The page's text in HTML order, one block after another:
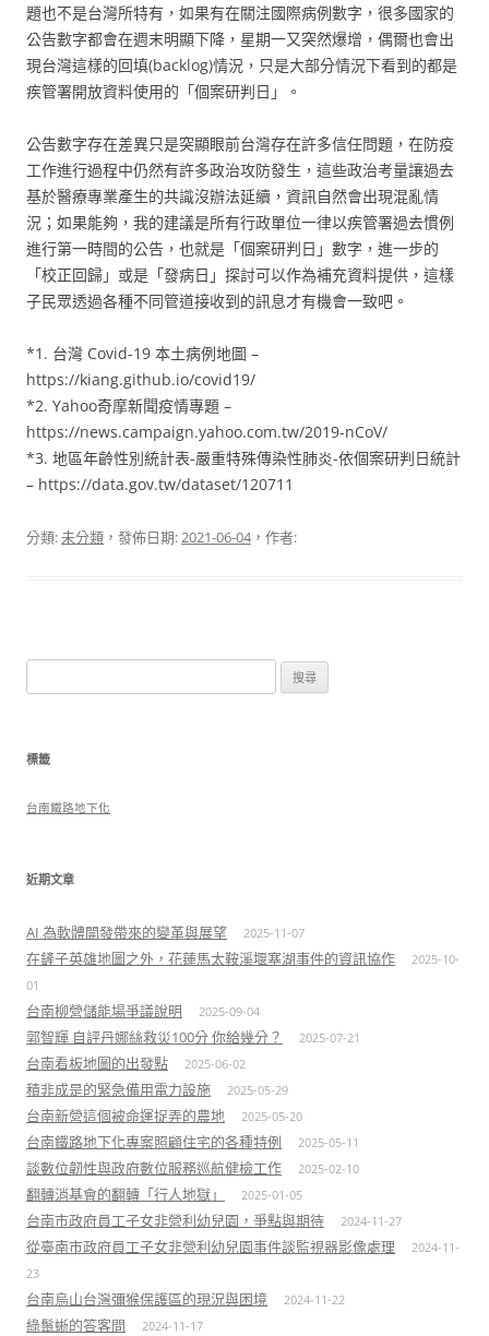
題也不是台灣所特有，如果有在關注國際病例數字，很多國家的
公告數字都會在週末明顯下降，星期一又突然爆增，偶爾也會出
現台灣這樣的回填(backlog)情況，只是大部分情況下看到的都是
疾管署開放資料使用的「個案研判日」。
公告數字存在差異只是突顯眼前台灣存在許多信任問題，在防疫
工作進行過程中仍然有許多政治攻防發生，這些政治考量讓過去
基於醫療專業產生的共識沒辦法延續，資訊自然會出現混亂情
況；如果能夠，我的建議是所有行政單位一律以疾管署過去慣例
進行第一時間的公告，也就是「個案研判日」數字，進一步的
「校正回歸」或是「發病日」探討可以作為補充資料提供，這樣
子民眾透過各種不同管道接收到的訊息才有機會一致吧。
*1. 台灣 Covid-19 本土病例地圖 –
https://kiang.github.io/covid19/
*2. Yahoo奇摩新聞疫情專題 –
https://news.campaign.yahoo.com.tw/2019-nCoV/
*3. 地區年齡性別統計表-嚴重特殊傳染性肺炎-依個案研判日統計
– https://data.gov.tw/dataset/120711
分類:未分類 ，發佈日期:2021-06-04，作者:
尋
鍵
標籤
台南鐵路地下化
近期文章
AI 為軟體開發帶來的變革與展望 2025-11-07
在鏟子英雄地圖之外，花蓮馬太鞍溪堰塞湖事件的資訊協作
2025-10-
01
台南柳營儲能場爭議說明 2025-09-04
郭智輝 自評丹娜絲救災100分 你給幾分？ 2025-07-21
台南看板地圖的出發點 2025-06-02
積非成是的緊急備用電力設施 2025-05-29
台南新營這個被命運捉弄的農地 2025-05-20
台南鐵路地下化專案照顧住宅的各種特例 2025-05-11
談數位韌性與政府數位服務巡航健檢工作 2025-02-10
翻轉消基會的翻轉「行人地獄」 2025-01-05
台南市政府員工子女非營利幼兒園，爭點與期待 2024-11-27
從臺南市政府員工子女非營利幼兒園事件談監視器影像處理
2024-11-
23
台南烏山台灣彌猴保護區的現況與困境 2024-11-22
綠鬣蜥的答客問 2024-11-17